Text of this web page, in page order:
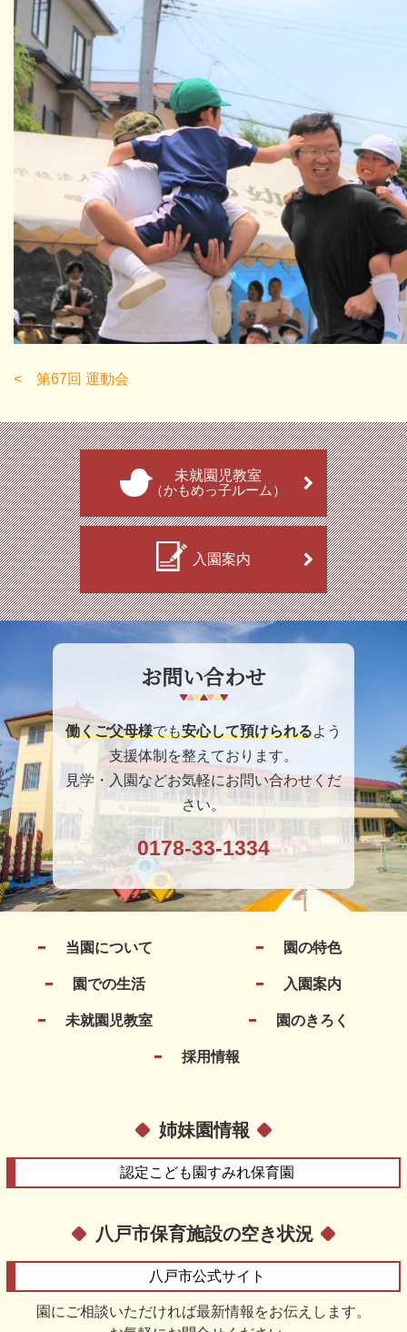
第67回 運動会
未就園児教室
（かもめっ子ルーム）
入園案内
お問い合わせ
働くご父母様でも安心して預けられるよう
支援体制を整えております。
見学・入園などお気軽にお問い合わせくだ
さい。
0178-33-1334
当園について 園の特色
園での生活 入園案内
未就園児教室 園のきろく
採用情報
姉妹園情報
認定こども園すみれ保育園
八戸市保育施設の空き状況
八戸市公式サイト
園にご相談いただければ最新情報をお伝えします。